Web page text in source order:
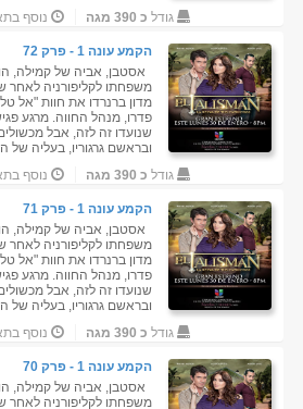
גודל כ 390 מגה נוסף
הקמע עונה 1 - פרק 72
אסטבן, אביה של קמילה,
משפחתו לקליפורניה לאחר
מדון ברנרדו את חוות "אל
פדרו, מנהל החווה. מרגע
שנועדו זה לזה, אבל
ובראשם גרגוריו, בעליה של
גודל כ 390 מגה נוסף
הקמע עונה 1 - פרק 71
אסטבן, אביה של קמילה,
משפחתו לקליפורניה לאחר
מדון ברנרדו את חוות "אל
פדרו, מנהל החווה. מרגע
שנועדו זה לזה, אבל
ובראשם גרגוריו, בעליה של
גודל כ 390 מגה נוסף
הקמע עונה 1 - פרק 70
אסטבן, אביה של קמילה,
משפחתו לקליפורניה לאחר